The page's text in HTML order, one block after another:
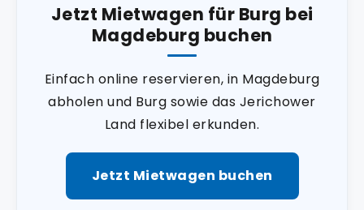
Jetzt Mietwagen für Burg bei
Magdeburg buchen
Einfach online reservieren, in Magdeburg
abholen und Burg sowie das Jerichower
Land flexibel erkunden.
Jetzt Mietwagen buchen